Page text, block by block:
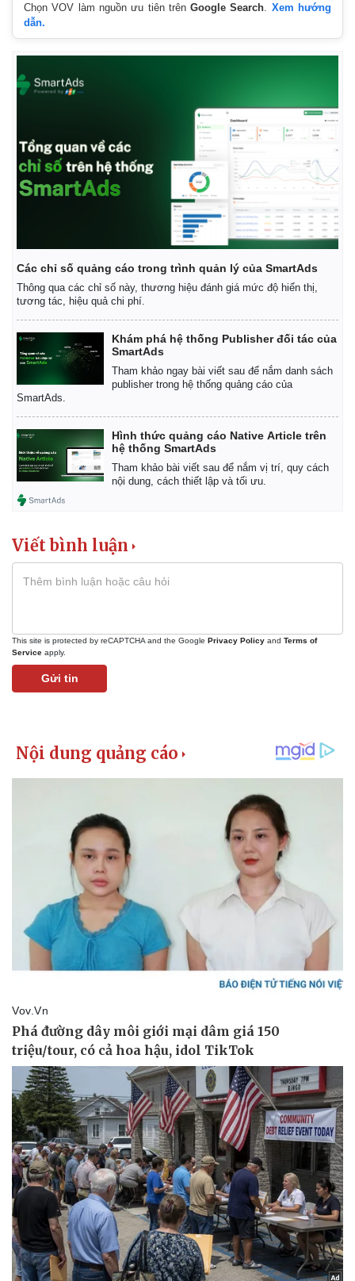
Kinh tế
Bất động sản
Chọn VOV làm nguồn ưu tiên trênGoogle Search. Xem hướng
dẫn.
Các chỉ số quảng cáo trong trình quản lý của SmartAds
Thông qua các chỉ số này, thương hiệu đánh giá mức độ hiển thị,
tương tác, hiệu quả chi phí.
Khám phá hệ thống Publisher đối tác của
SmartAds
Tham khảo ngay bài viết sau để nắm danh sách
publisher trong hệ thống quảng cáo của
SmartAds.
Hình thức quảng cáo Native Article trên
hệ thống SmartAds
Tham khảo bài viết sau để nắm vị trí, quy cách
nội dung, cách thiết lập và tối ưu.
Viết bình luận
This site is protected by reCAPTCHA and the Google Privacy Policy and Terms of
Service apply.
Gửi tin